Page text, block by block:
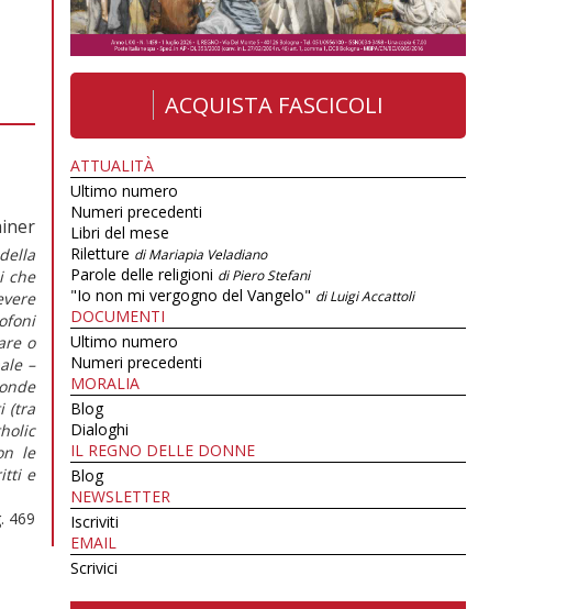
che
o
–
(tra
le
e
469
ACQUISTA FASCICOLI
ATTUALITÀ
Ultimo numero
Numeri precedenti
Libri del mese
Riletture di Mariapia Veladiano
Parole delle religioni di Piero Stefani
"Io non mi vergogno del Vangelo" di Luigi Accattoli
DOCUMENTI
Ultimo numero
Numeri precedenti
MORALIA
Blog
Dialoghi
IL REGNO DELLE DONNE
Blog
NEWSLETTER
Iscriviti
EMAIL
Scrivici